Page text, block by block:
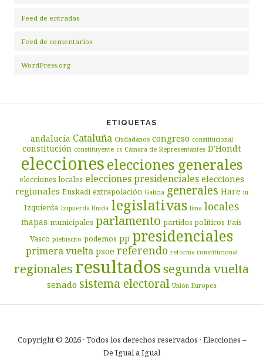
Feed de entradas
Feed de comentarios
WordPress.org
ETIQUETAS
andalucía Cataluña Ciudadanos congreso constitucional
constitución constituyente cs Cámara de Representantes D'Hondt
eleccioneselecciones generales
elecciones locales elecciones presidenciales elecciones
regionales Euskadi extrapolación Galicia generales Hare iu
Izquierda Izquierda Unida legislativas lima locales
mapas municipales parlamento partidos políticos País
Vasco plebiscito podemos pp presidenciales
primera vuelta psoe referendo reforma constitucional
regionales resultadossegunda vuelta
senado sistema electoral Unión Europea
Copyright © 2026 · Todos los derechos reservados · Elecciones –
De Igual a Igual